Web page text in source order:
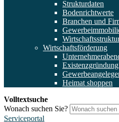
Strukturdaten
Bodenrichtwerte
Branchen und
Wirtschaftsförderung
Existenzgründung
Heimat shoppen
Volltextsuche
Wonach suchen Sie?
Serviceportal